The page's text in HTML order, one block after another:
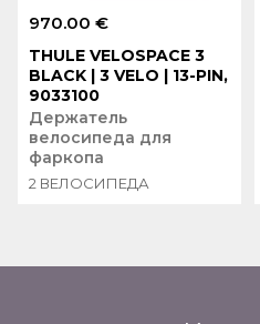
970.00 €
THULE VELOSPACE 3
BLACK | 3 VELO | 13-PIN,
9033100
Держатель
велосипеда для
фаркопа
2 ВЕЛОСИПЕДА